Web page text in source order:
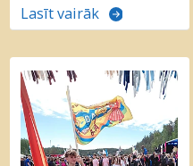
Lasīt vairāk